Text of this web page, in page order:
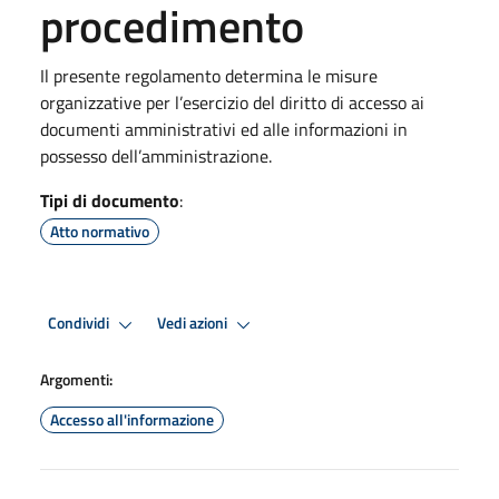
procedimento
Il presente regolamento determina le misure
organizzative per l’esercizio del diritto di accesso ai
documenti amministrativi ed alle informazioni in
possesso dell’amministrazione.
Tipi di documento:
Atto normativo
Condividi Vedi azioni
Argomenti:
Accesso all'informazione